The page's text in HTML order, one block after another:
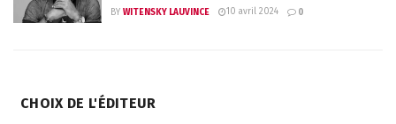
BY WITENSKY LAUVINCE 10 avril 2024 0
CHOIX DE L'ÉDITEUR